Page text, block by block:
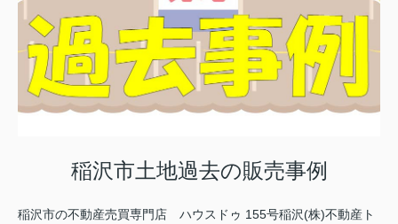
稲沢市土地過去の販売事例
稲沢市の不動産売買専門店 ハウスドゥ 155号稲沢(株)不動産ト